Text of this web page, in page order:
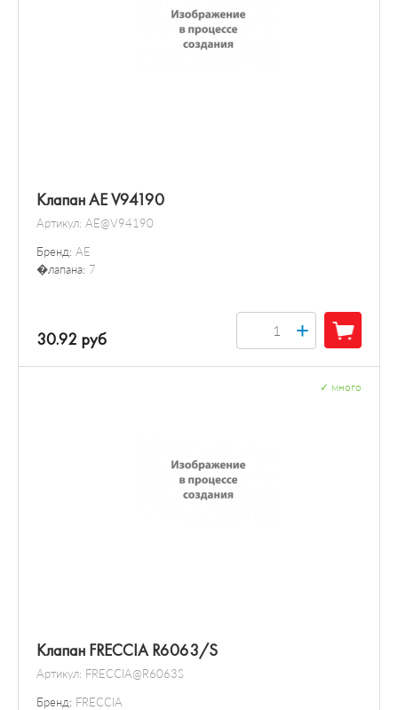
Клапан AE V94190
Артикул: AE@V94190
Бренд: AE
�лапана: 7
30.92 руб +
Клапан FRECCIA R6063/S
Артикул: FRECCIA@R6063S
Бренд: FRECCIA
много